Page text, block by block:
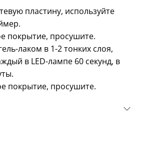
пластину, используйте
покрытие, просушите.
лаком в 1-2 тонких слоя,
в LED-лампе 60 секунд, в
покрытие, просушите.